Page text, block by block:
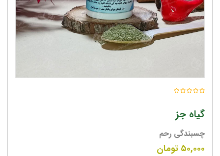
گیاه جز
چسبندگی رحم
۵۰,۰۰۰ تومان